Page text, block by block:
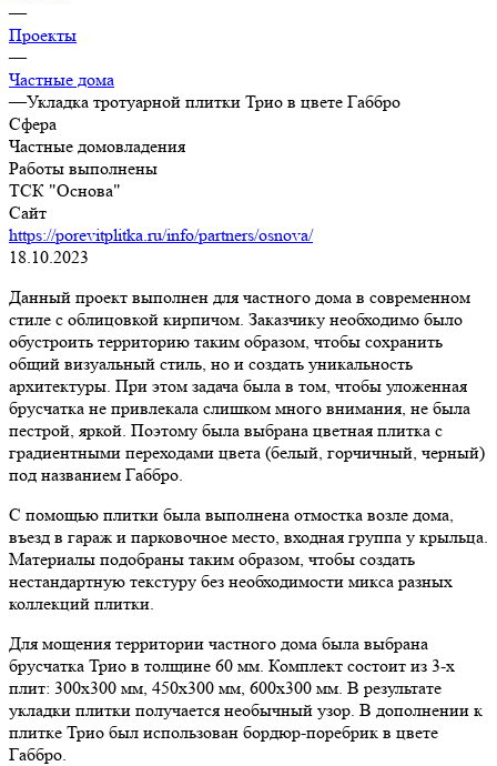
—
Проекты
—
Частные дома
—Укладка тротуарной плитки Трио в цвете Габбро
Сфера
Частные домовладения
Работы выполнены
ТСК "Основа"
Сайт
https://porevitplitka.ru/info/partners/osnova/
18.10.2023
Данный проект выполнен для частного дома в современном
стиле с облицовкой кирпичом. Заказчику необходимо было
обустроить территорию таким образом, чтобы сохранить
общий визуальный стиль, но и создать уникальность
архитектуры. При этом задача была в том, чтобы уложенная
брусчатка не привлекала слишком много внимания, не была
пестрой, яркой. Поэтому была выбрана цветная плитка с
градиентными переходами цвета (белый, горчичный, черный)
под названием Габбро.
С помощью плитки была выполнена отмостка возле дома,
въезд в гараж и парковочное место, входная группа у крыльца.
Материалы подобраны таким образом, чтобы создать
нестандартную текстуру без необходимости микса разных
коллекций плитки.
Для мощения территории частного дома была выбрана
брусчатка Трио в толщине 60 мм. Комплект состоит из 3-х
плит: 300х300 мм, 450х300 мм, 600х300 мм. В результате
укладки плитки получается необычный узор. В дополнении к
плитке Трио был использован бордюр-поребрик в цвете
Габбро.